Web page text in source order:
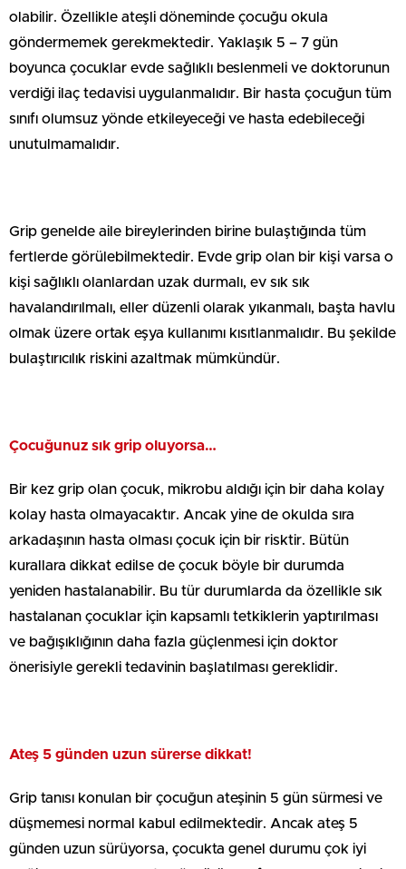
olabilir. Özellikle ateşli döneminde çocuğu okula
göndermemek gerekmektedir. Yaklaşık 5 – 7 gün
boyunca çocuklar evde sağlıklı beslenmeli ve doktorunun
verdiği ilaç tedavisi uygulanmalıdır. Bir hasta çocuğun tüm
sınıfı olumsuz yönde etkileyeceği ve hasta edebileceği
unutulmamalıdır.
Grip genelde aile bireylerinden birine bulaştığında tüm
fertlerde görülebilmektedir. Evde grip olan bir kişi varsa o
kişi sağlıklı olanlardan uzak durmalı, ev sık sık
havalandırılmalı, eller düzenli olarak yıkanmalı, başta havlu
olmak üzere ortak eşya kullanımı kısıtlanmalıdır. Bu şekilde
bulaştırıcılık riskini azaltmak mümkündür.
Çocuğunuz sık grip oluyorsa…
Bir kez grip olan çocuk, mikrobu aldığı için bir daha kolay
kolay hasta olmayacaktır. Ancak yine de okulda sıra
arkadaşının hasta olması çocuk için bir risktir. Bütün
kurallara dikkat edilse de çocuk böyle bir durumda
yeniden hastalanabilir. Bu tür durumlarda da özellikle sık
hastalanan çocuklar için kapsamlı tetkiklerin yaptırılması
ve bağışıklığının daha fazla güçlenmesi için doktor
önerisiyle gerekli tedavinin başlatılması gereklidir.
Ateş 5 günden uzun sürerse dikkat!
Grip tanısı konulan bir çocuğun ateşinin 5 gün sürmesi ve
düşmemesi normal kabul edilmektedir. Ancak ateş 5
günden uzun sürüyorsa, çocukta genel durumu çok iyi